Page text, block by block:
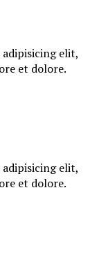
elit,
et dolore.
elit,
et dolore.